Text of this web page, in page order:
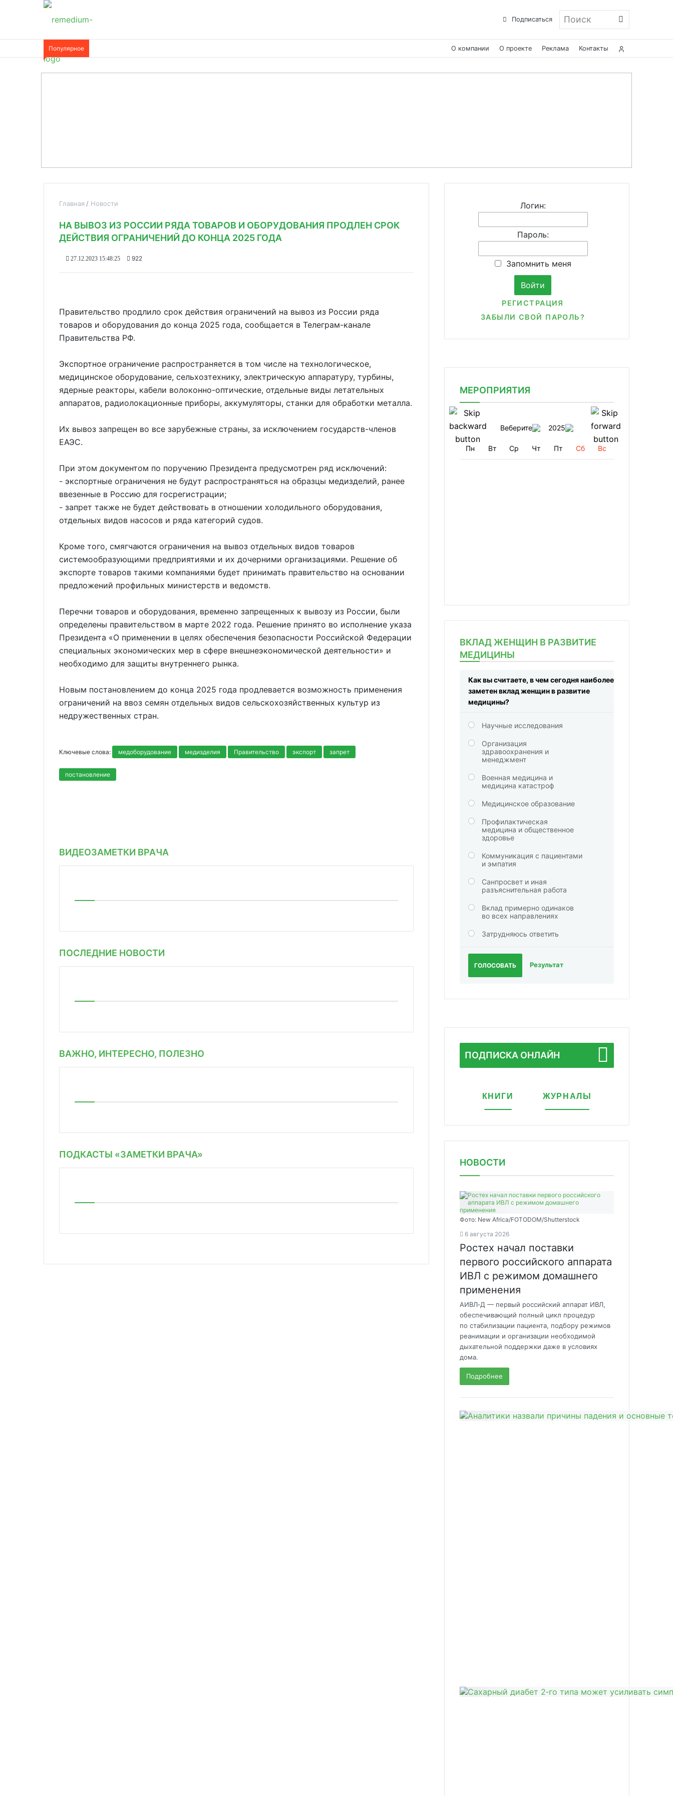
Подписаться Поиск
Популярное О компании О проекте Реклама Контакты
Главная Новости
НА ВЫВОЗ ИЗ РОССИИ РЯДА ТОВАРОВ И ОБОРУДОВАНИЯ ПРОДЛЕН СРОК
ДЕЙСТВИЯ ОГРАНИЧЕНИЙ ДО КОНЦА 2025 ГОДА
27.12.2023 15:48:25 922
Правительство продлило срок действия ограничений на вывоз из России ряда
товаров и оборудования до конца 2025 года, сообщается в Телеграм-канале
Правительства РФ.
Экспортное ограничение распространяется в том числе на технологическое,
медицинское оборудование, сельхозтехнику, электрическую аппаратуру, турбины,
ядерные реакторы, кабели волоконно-оптические, отдельные виды летательных
аппаратов, радиолокационные приборы, аккумуляторы, станки для обработки металла.
Их вывоз запрещен во все зарубежные страны, за исключением государств-членов
ЕАЭС.
При этом документом по поручению Президента предусмотрен ряд исключений:
- экспортные ограничения не будут распространяться на образцы медизделий, ранее
ввезенные в Россию для госрегистрации;
- запрет также не будет действовать в отношении холодильного оборудования,
отдельных видов насосов и ряда категорий судов.
Кроме того, смягчаются ограничения на вывоз отдельных видов товаров
системообразующими предприятиями и их дочерними организациями. Решение об
экспорте товаров такими компаниями будет принимать правительство на основании
предложений профильных министерств и ведомств.
Перечни товаров и оборудования, временно запрещенных к вывозу из России, были
определены правительством в марте 2022 года. Решение принято во исполнение указа
Президента «О применении в целях обеспечения безопасности Российской Федерации
специальных экономических мер в сфере внешнеэкономической деятельности» и
необходимо для защиты внутреннего рынка.
Новым постановлением до конца 2025 года продлевается возможность применения
ограничений на ввоз семян отдельных видов сельскохозяйственных культур из
недружественных стран.
Ключевые слова: медоборудование медизделия Правительство экспорт запрет
постановление
ВИДЕОЗАМЕТКИ ВРАЧА
ПОСЛЕДНИЕ НОВОСТИ
ВАЖНО, ИНТЕРЕСНО, ПОЛЕЗНО
ПОДКАСТЫ «ЗАМЕТКИ ВРАЧА»
Логин:
Пароль:
Запомнить меня
РЕГИСТРАЦИЯ
ЗАБЫЛИ СВОЙ ПАРОЛЬ?
МЕРОПРИЯТИЯ
Веберите 2025
Пн Вт Ср Чт Пт Сб Вс
ВКЛАД ЖЕНЩИН В РАЗВИТИЕ
МЕДИЦИНЫ
Как вы считаете, в чем сегодня наиболее
заметен вклад женщин в развитие
медицины?
Научные исследования
Организация
здравоохранения и
менеджмент
Военная медицина и
медицина катастроф
Медицинское образование
Профилактическая
медицина и общественное
здоровье
Коммуникация с пациентами
и эмпатия
Санпросвет и иная
разъяснительная работа
Вклад примерно одинаков
во всех направлениях
Затрудняюсь ответить
ГОЛОСОВАТЬ Результат
ПОДПИСКА ОНЛАЙН
КНИГИ ЖУРНАЛЫ
НОВОСТИ
Фото: New Africa/FOTODOM/Shutterstock
6 августа 2026
Ростех начал поставки
первого российского аппарата
ИВЛ с режимом домашнего
применения
АИВЛ‑Д — первый российский аппарат ИВЛ,
обеспечивающий полный цикл процедур
по стабилизации пациента, подбору режимов
реанимации и организации необходимой
дыхательной поддержки даже в условиях
дома.
Подробнее